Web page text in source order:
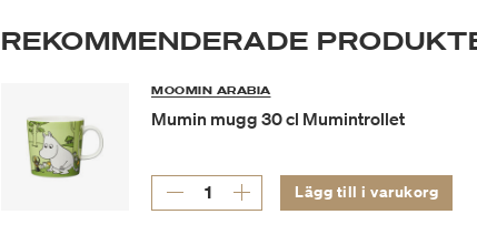
REKOMMENDERADE
MOOMIN ARABIA
Mumin mugg 30 cl Mumintrollet
Lägg till i varukorg